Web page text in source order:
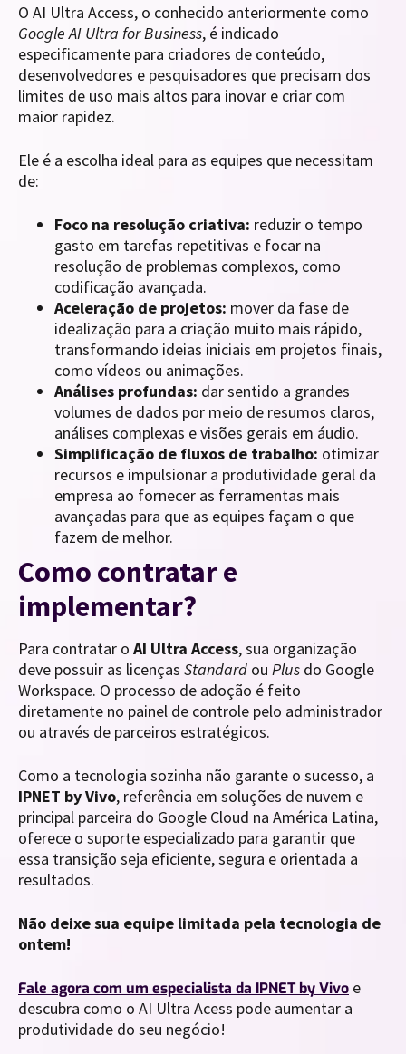
O AI Ultra Access, o conhecido anteriormente como
Google AI Ultra for Business, é indicado
especificamente para criadores de conteúdo,
desenvolvedores e pesquisadores que precisam dos
limites de uso mais altos para inovar e criar com
maior rapidez.
Ele é a escolha ideal para as equipes que necessitam
de:
Foco na resolução criativa: reduzir o tempo
gasto em tarefas repetitivas e focar na
resolução de problemas complexos, como
codificação avançada.
Aceleração de projetos: mover da fase de
idealização para a criação muito mais rápido,
transformando ideias iniciais em projetos finais,
como vídeos ou animações.
Análises profundas: dar sentido a grandes
volumes de dados por meio de resumos claros,
análises complexas e visões gerais em áudio.
Simplificação de fluxos de trabalho: otimizar
recursos e impulsionar a produtividade geral da
empresa ao fornecer as ferramentas mais
avançadas para que as equipes façam o que
fazem de melhor.
Como contratar e
implementar?
Para contratar o AI Ultra Access, sua organização
deve possuir as licenças Standard ou Plus do Google
Workspace. O processo de adoção é feito
diretamente no painel de controle pelo administrador
ou através de parceiros estratégicos.
Como a tecnologia sozinha não garante o sucesso, a
IPNET by Vivo, referência em soluções de nuvem e
principal parceira do Google Cloud na América Latina,
oferece o suporte especializado para garantir que
essa transição seja eficiente, segura e orientada a
resultados.
Não deixe sua equipe limitada pela tecnologia de
ontem!
Fale agora com um especialista da IPNET by Vivo e
descubra como o AI Ultra Acess pode aumentar a
produtividade do seu negócio!